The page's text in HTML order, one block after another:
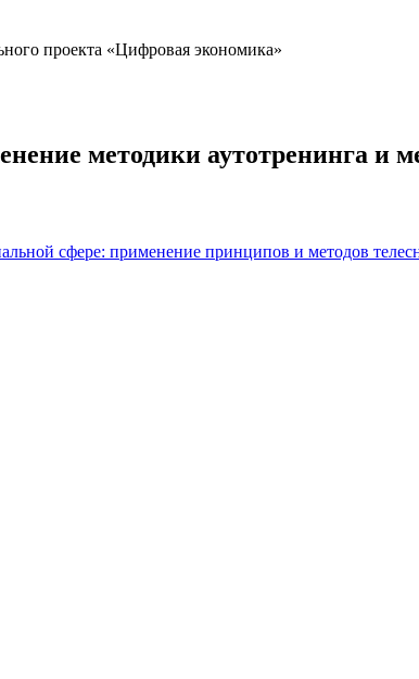
проекта «Цифровая экономика»
методики аутотренинга и
сфере: применение принципов и методов